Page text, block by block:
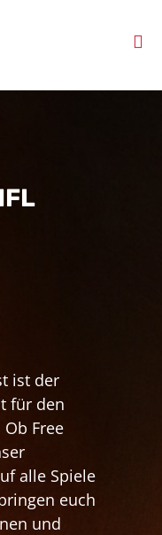
ist der
für den
Free
alle Spiele
euch
und